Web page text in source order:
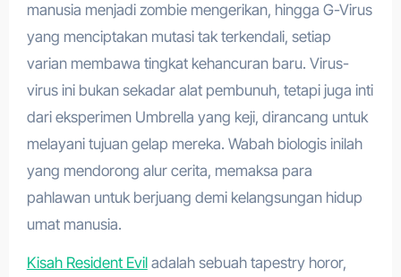
manusia menjadi zombie mengerikan, hingga G-Virus
yang menciptakan mutasi tak terkendali, setiap
varian membawa tingkat kehancuran baru. Virus-
virus ini bukan sekadar alat pembunuh, tetapi juga inti
dari eksperimen Umbrella yang keji, dirancang untuk
melayani tujuan gelap mereka. Wabah biologis inilah
yang mendorong alur cerita, memaksa para
pahlawan untuk berjuang demi kelangsungan hidup
umat manusia.
Kisah Resident Eviladalah sebuah tapestry horor,